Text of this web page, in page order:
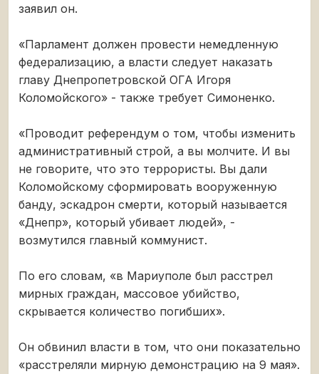
заявил он.
«Парламент должен провести немедленную
федерализацию, а власти следует наказать
главу Днепропетровской ОГА Игоря
Коломойского» - также требует Симоненко.
«Проводит референдум о том, чтобы изменить
административный строй, а вы молчите. И вы
не говорите, что это террористы. Вы дали
Коломойскому сформировать вооруженную
банду, эскадрон смерти, который называется
«Днепр», который убивает людей», -
возмутился главный коммунист.
По его словам, «в Мариуполе был расстрел
мирных граждан, массовое убийство,
скрывается количество погибших».
Он обвинил власти в том, что они показательно
«расстреляли мирную демонстрацию на 9 мая».